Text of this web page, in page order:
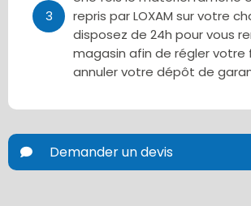
3
repris par LOXAM sur votre
disposez de 24h pour vous
magasin afin de régler
annuler votre dépôt de
Demander un devis